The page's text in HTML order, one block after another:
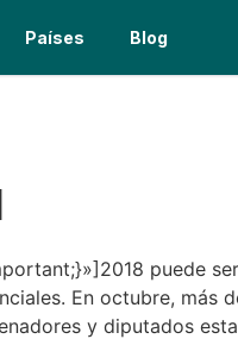
Países Blog
puede
En octubre, más
y diputados